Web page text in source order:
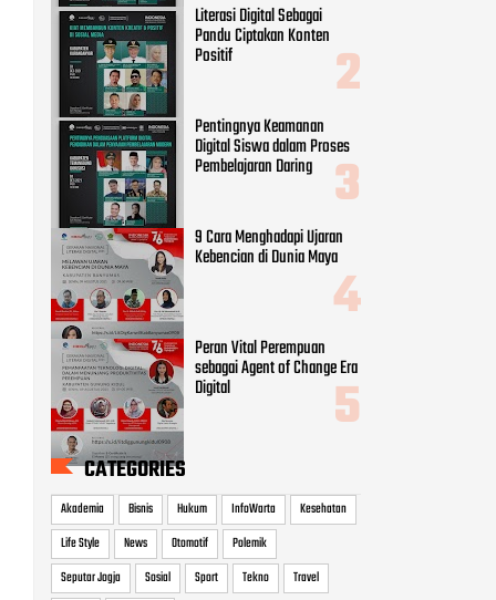
Literasi Digital Sebagai
Pandu Ciptakan Konten
Positif
Pentingnya Keamanan
Digital Siswa dalam Proses
Pembelajaran Daring
9 Cara Menghadapi Ujaran
Kebencian di Dunia Maya
Peran Vital Perempuan
sebagai Agent of Change Era
Digital
CATEGORIES
Akademia Bisnis Hukum InfoWarta
Kesehatan
Life Style
News Otomotif
Polemik
Seputar Jogja
Sosial Sport Tekno
Travel